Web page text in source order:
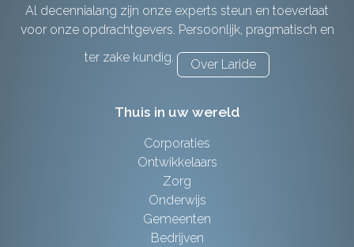
Al decennialang zijn onze experts steun en toeverlaat
voor onze opdrachtgevers. Persoonlijk, pragmatisch en
ter zake kundig.
Over Laride
Thuis in uw wereld
Corporaties
Ontwikkelaars
Zorg
Onderwijs
Gemeenten
Bedrijven